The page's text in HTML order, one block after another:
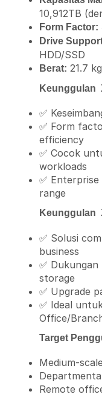
10,912TB
Form Factor:
Drive
HDD/SSD
Berat: 21.7
Keunggulan
✅
✅ Form
efficiency
✅ Cocok
workloads
✅
range
Keunggulan
✅ Solusi
business
✅
storage
✅ Upgrade
✅ Ideal
Office/
Target
Medium-
Remote